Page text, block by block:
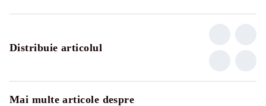
Distribuie articolul
Mai multe articole despre